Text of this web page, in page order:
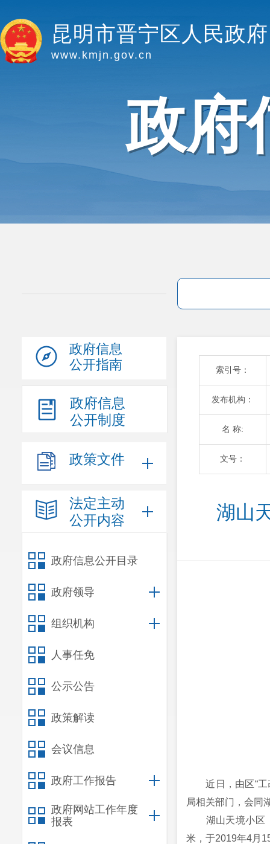
昆明市晋宁区人民政府
www.kmjn.gov.cn
政府
政府信息
公开指南
政府信息
公开制度
政策文件
法定主动
公开内容
政府信息公开目录
政府领导
组织机构
人事任免
公示公告
政策解读
会议信息
政府工作报告
政府网站工作年度
报表
索引号：
发布机构：
名 称:
文号：
湖山
近日，由区“工
局相关部门，会同
湖山天境小区（
米，于2019年4月